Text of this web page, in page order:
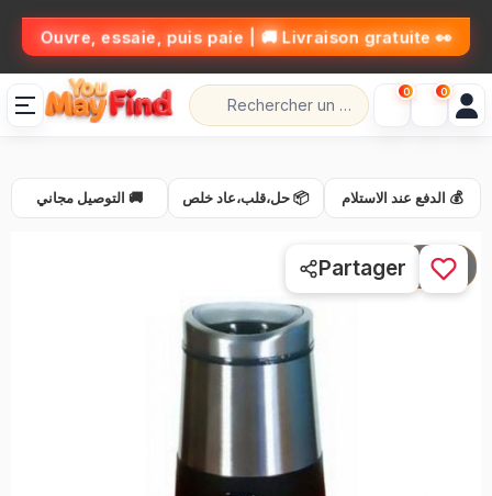
👀 Ouvre, essaie, puis paie | 🚚 Livraison gratuite
🚚 التوصيل مجاني 📦 حل،قلب،عاد خلص 💰 الدفع عند الاستلام
1 / 3
Partager
0 0